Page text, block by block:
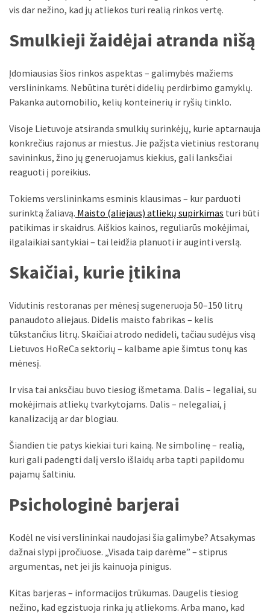
(28)
(20)
LAISVALAIKIS
Auto
(13)
(12)
Ekologija
(6)
vis dar nežino, kad jų atliekos turi realią rinkos vertę.
Smulkieji žaidėjai atranda nišą
Įdomiausias šios rinkos aspektas – galimybės mažiems
verslininkams. Nebūtina turėti didelių perdirbimo gamyklų.
Pakanka automobilio, kelių konteinerių ir ryšių tinklo.
Visoje Lietuvoje atsiranda smulkių surinkėjų, kurie aptarnauja
konkrečius rajonus ar miestus. Jie pažįsta vietinius restoranų
savininkus, žino jų generuojamus kiekius, gali lanksčiai
reaguoti į poreikius.
Tokiems verslininkams esminis klausimas – kur parduoti
surinktą žaliavą. Maisto (aliejaus) atliekų supirkimas turi būti
patikimas ir skaidrus. Aiškios kainos, reguliarūs mokėjimai,
ilgalaikiai santykiai – tai leidžia planuoti ir auginti verslą.
Skaičiai, kurie įtikina
Vidutinis restoranas per mėnesį sugeneruoja 50–150 litrų
panaudoto aliejaus. Didelis maisto fabrikas – kelis
tūkstančius litrų. Skaičiai atrodo nedideli, tačiau sudėjus visą
Lietuvos HoReCa sektorių – kalbame apie šimtus tonų kas
mėnesį.
Ir visa tai anksčiau buvo tiesiog išmetama. Dalis – legaliai, su
mokėjimais atliekų tvarkytojams. Dalis – nelegaliai, į
kanalizaciją ar dar blogiau.
Šiandien tie patys kiekiai turi kainą. Ne simbolinę – realią,
kuri gali padengti dalį verslo išlaidų arba tapti papildomu
pajamų šaltiniu.
Psichologinė barjerai
Kodėl ne visi verslininkai naudojasi šia galimybe? Atsakymas
dažnai slypi įpročiuose. „Visada taip darėme” – stiprus
argumentas, net jei jis kainuoja pinigus.
Kitas barjeras – informacijos trūkumas. Daugelis tiesiog
nežino, kad egzistuoja rinka jų atliekoms. Arba mano, kad